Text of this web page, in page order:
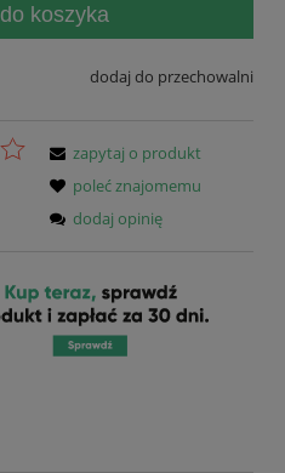
do koszyka
dodaj do przechowalni
zapytaj o produkt
poleć znajomemu
dodaj opinię